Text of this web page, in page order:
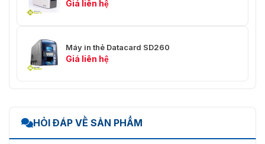
Dữ liệu khách hàng được mã hóa và không được lưu
In bóng và bảo mật khác các tính năng được thêm
vào thẻ bảo vệ khỏi giả mạo và làm giả
Chọn tại chỗ hoặc được lưu trữ trên đám mây triển
khai
Giá liên hệ
Máy in thẻ Datacard SD260
Giá liên hệ
HỎI ĐÁP VỀ SẢN PHẨM